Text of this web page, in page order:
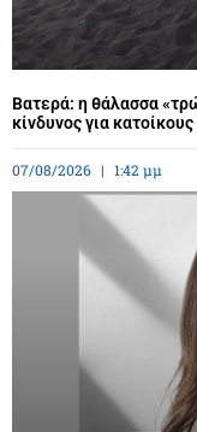
Βατερά: η θάλασσα
κίνδυνος για
07/08/2026 1:42 μμ